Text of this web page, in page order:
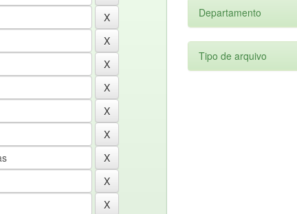
Departamento
Tipo de arquivo